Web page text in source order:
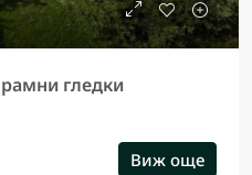
гледки
Виж още